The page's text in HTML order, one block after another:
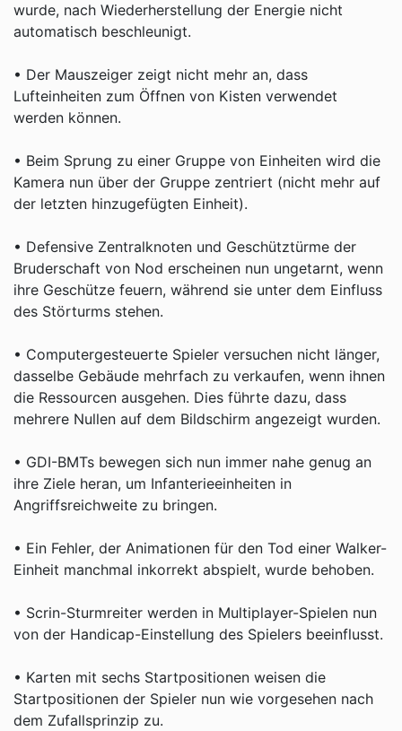
wurde, nach Wiederherstellung der Energie nicht
automatisch beschleunigt.
• Der Mauszeiger zeigt nicht mehr an, dass
Lufteinheiten zum Öffnen von Kisten verwendet
werden können.
• Beim Sprung zu einer Gruppe von Einheiten wird die
Kamera nun über der Gruppe zentriert (nicht mehr auf
der letzten hinzugefügten Einheit).
• Defensive Zentralknoten und Geschütztürme der
Bruderschaft von Nod erscheinen nun ungetarnt, wenn
ihre Geschütze feuern, während sie unter dem Einfluss
des Störturms stehen.
• Computergesteuerte Spieler versuchen nicht länger,
dasselbe Gebäude mehrfach zu verkaufen, wenn ihnen
die Ressourcen ausgehen. Dies führte dazu, dass
mehrere Nullen auf dem Bildschirm angezeigt wurden.
• GDI-BMTs bewegen sich nun immer nahe genug an
ihre Ziele heran, um Infanterieeinheiten in
Angriffsreichweite zu bringen.
• Ein Fehler, der Animationen für den Tod einer Walker-
Einheit manchmal inkorrekt abspielt, wurde behoben.
• Scrin-Sturmreiter werden in Multiplayer-Spielen nun
von der Handicap-Einstellung des Spielers beeinflusst.
• Karten mit sechs Startpositionen weisen die
Startpositionen der Spieler nun wie vorgesehen nach
dem Zufallsprinzip zu.